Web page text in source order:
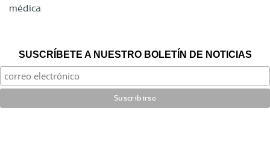
médica.
SUSCRÍBETE A NUESTRO BOLETÍN DE NOTICIAS